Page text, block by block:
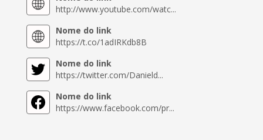
http://www.youtube.com/watc...
Nome do link
https://t.co/1adIRKdb8B
Nome do link
https://twitter.com/Danield...
Nome do link
https://www.facebook.com/pr...